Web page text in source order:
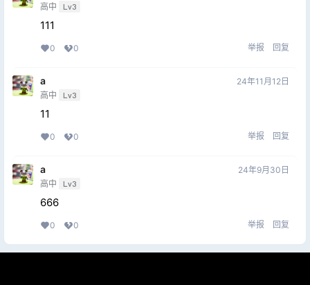
高中 Lv3
111
0 0 举报 回复
a
高中 Lv3
24年11月12日
11
0 0 举报 回复
a
高中 Lv3
24年9月30日
666
0 0 举报 回复